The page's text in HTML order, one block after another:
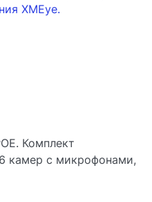
XMEye.
Комплект
камер с микрофонами,